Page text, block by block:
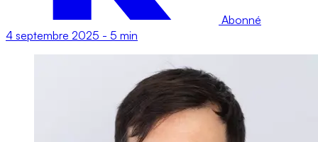
Abonné
4 septembre 2025 - 5 min